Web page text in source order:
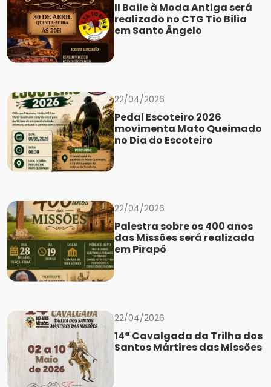
II Baile à Moda Antiga será
realizado no CTG Tio Bilia
em Santo Ângelo
22/04/2026
Pedal Escoteiro 2026
movimenta Mato Queimado
no Dia do Escoteiro
22/04/2026
Palestra sobre os 400 anos
das Missões será realizada
em Pirapó
22/04/2026
14ª Cavalgada da Trilha dos
Santos Mártires das Missões